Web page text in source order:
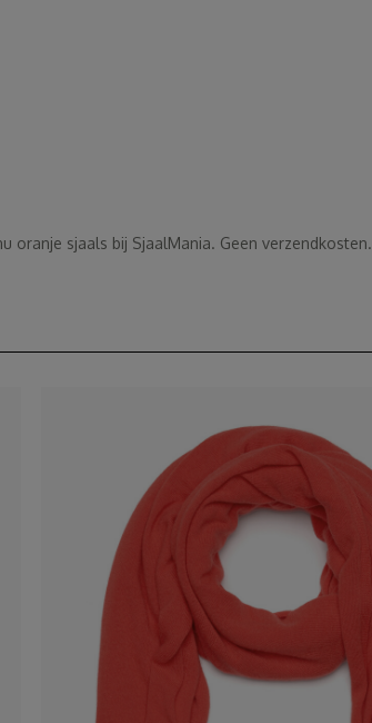
oranje sjaals bij SjaalMania. Geen verzendkosten.